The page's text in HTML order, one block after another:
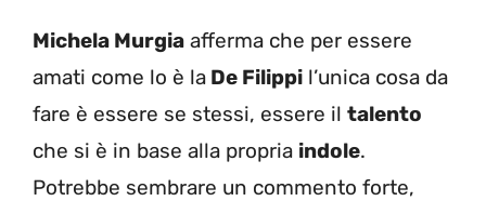
Michela Murgia afferma che per essere
amati come lo è la De Filippi l’unica cosa da
fare è essere se stessi, essere il talento
che si è in base alla propria indole.
Potrebbe sembrare un commento forte,